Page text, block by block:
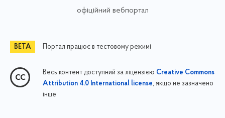
офіційний вебпортал
Портал працює в тестовому режимі
Весь контент доступний за ліцензією Creative Commons
Attribution 4.0 International license, якщо не зазначено
інше